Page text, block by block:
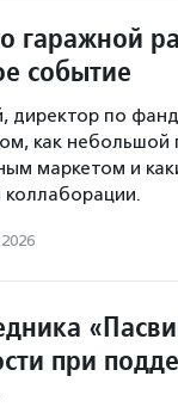
гаражной
событие
директор по
как небольшой
маркетом и
коллаборации.
при